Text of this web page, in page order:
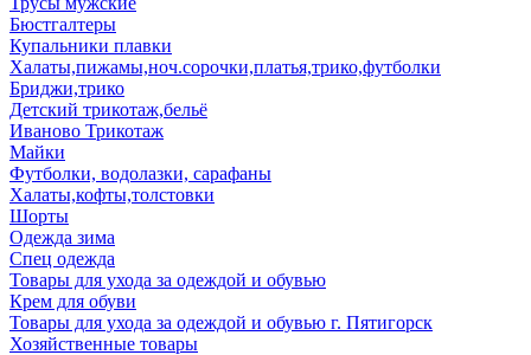
Бюстгалтеры
Купальники плавки
Халаты,пижамы,ноч.сорочки,платья,трико,футболки
Бриджи,трико
Детский трикотаж,бельё
Иваново Трикотаж
Майки
Футболки, водолазки, сарафаны
Халаты,кофты,толстовки
Шорты
Одежда зима
Спец одежда
Товары для ухода за одеждой и обувью
Крем для обуви
Товары для ухода за одеждой и обувью г. Пятигорск
Хозяйственные товары